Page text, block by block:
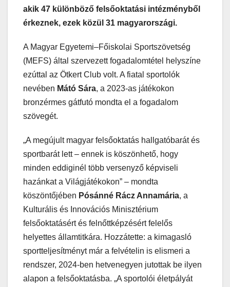
akik 47 különböző felsőoktatási intézményből
érkeznek, ezek közül 31 magyarországi.
A Magyar Egyetemi–Főiskolai Sportszövetség
(MEFS) által szervezett fogadalomtétel helyszíne
ezúttal az Ötkert Club volt. A fiatal sportolók
nevében Mátó Sára, a 2023-as játékokon
bronzérmes gátfutó mondta el a fogadalom
szövegét.
„A megújult magyar felsőoktatás hallgatóbarát és
sportbarát lett – ennek is köszönhető, hogy
minden eddiginél több versenyző képviseli
hazánkat a Világjátékokon” – mondta
köszöntőjében Pósánné Rácz Annamária, a
Kulturális és Innovációs Minisztérium
felsőoktatásért és felnőttképzésért felelős
helyettes államtitkára. Hozzátette: a kimagasló
sportteljesítményt már a felvételin is elismeri a
rendszer, 2024-ben hetvenegyen jutottak be ilyen
alapon a felsőoktatásba. „A sportolói életpályát